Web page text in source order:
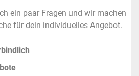
ein paar Fragen und wir machen
für dein individuelles Angebot.